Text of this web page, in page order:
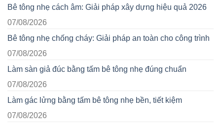
Bê tông nhẹ cách âm: Giải pháp xây dựng hiệu quả 2026
07/08/2026
Bê tông nhẹ chống cháy: Giải pháp an toàn cho công trình
07/08/2026
Làm sàn giả đúc bằng tấm bê tông nhẹ đúng chuẩn
07/08/2026
Làm gác lửng bằng tấm bê tông nhẹ bền, tiết kiệm
07/08/2026